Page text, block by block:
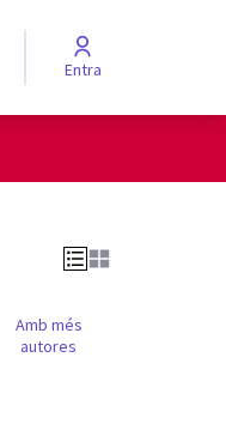
Entra
Amb més
autores